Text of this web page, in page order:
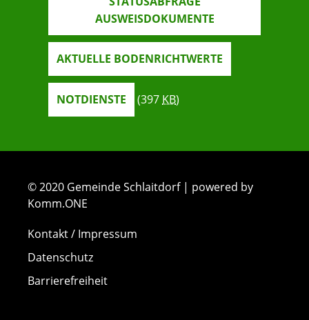
AUSWEISDOKUMENTE
AKTUELLE BODENRICHTWERTE
NOTDIENSTE (397KB)
© 2020 Gemeinde Schlaitdorf | powered by
Komm.ONE
Kontakt / Impressum
Datenschutz
Barrierefreiheit